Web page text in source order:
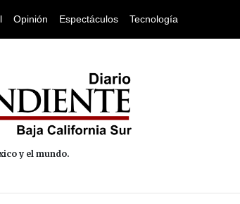
Opinión Espectáculos Tecnología
y el mundo.